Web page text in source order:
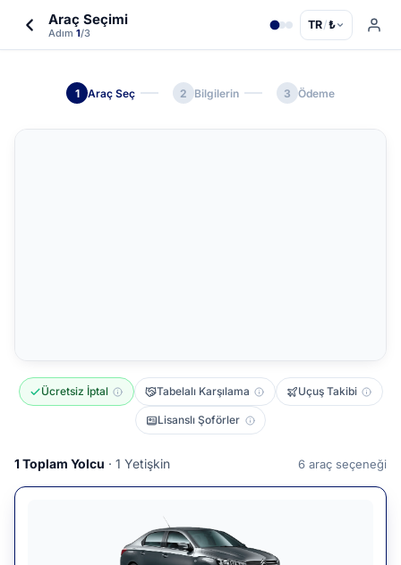
Araç Seçimi
Adım 1/3
TR/₺
1 Araç Seç 2 Bilgilerin 3 Ödeme
Ücretsiz İptal Tabelalı Karşılama Uçuş Takibi
Lisanslı Şoförler
1Toplam Yolcu · 1 Yetişkin 6 araç seçeneği